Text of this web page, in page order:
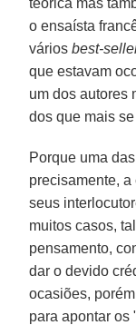
o ensaísta
váriosbest-
que estavam
um dos autores
dos que mais
Porque uma
precisamente,
seus
muitos casos,
pensamento,
dar o devido
ocasiões,
para apontar os